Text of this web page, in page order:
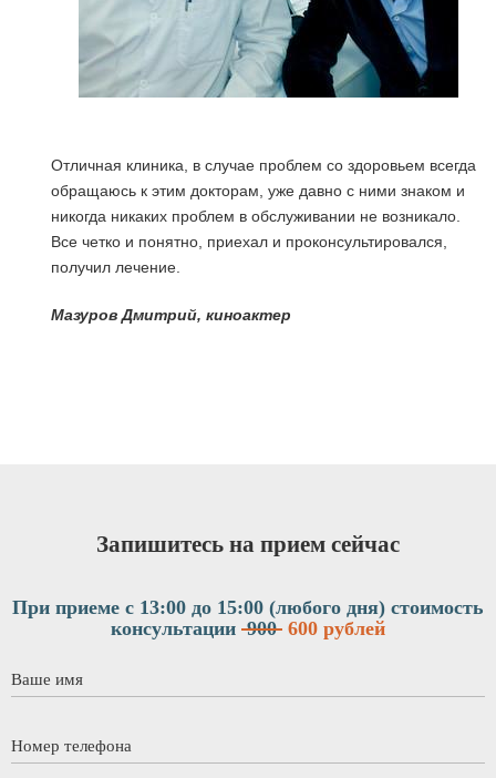
Отличная клиника, в случае проблем со здоровьем всегда
обращаюсь к этим докторам, уже давно с ними знаком и
никогда никаких проблем в обслуживании не возникало.
Все четко и понятно, приехал и проконсультировался,
получил лечение.
Мазуров Дмитрий, киноактер
Запишитесь на прием сейчас
При приеме с 13:00 до 15:00 (любого дня) стоимость
консультации 900 600 рублей
Ваше имя
Номер телефона